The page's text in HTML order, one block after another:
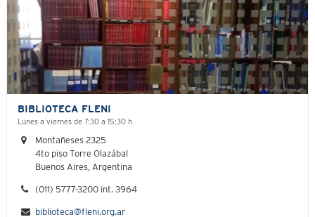
BIBLIOTECA FLENI
Lunes a viernes de 7:30 a 15:30 h
Montañeses 2325
4to piso Torre Olazábal
Buenos Aires, Argentina
(011) 5777-3200 int. 3964
biblioteca@fleni.org.ar